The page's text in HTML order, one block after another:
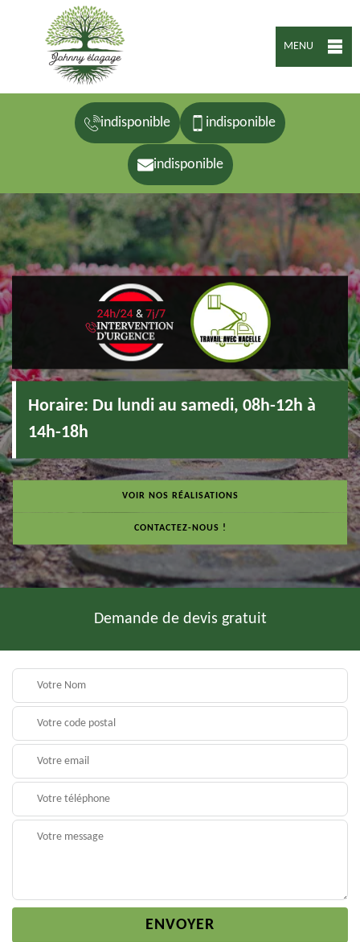
MENU
indisponible indisponible
indisponible
Horaire: Du lundi au samedi, 08h-12h à
14h-18h
VOIR NOS RÉALISATIONS
CONTACTEZ-NOUS !
Demande de devis gratuit